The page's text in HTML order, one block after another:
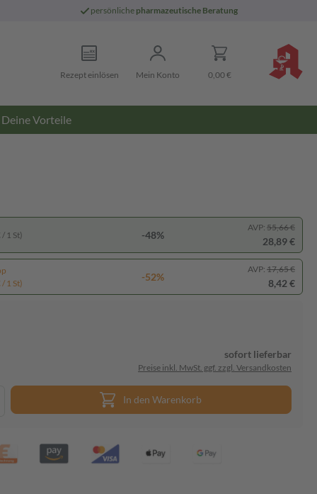
persönliche pharmazeutische Beratung
Rezept einlösen Mein Konto 0,00 €
Deine Vorteile
1 St) -48%
AVP: 55,66 €
28,89 €
1 St)
-52%
AVP: 17,65 €
8,42 €
sofort lieferbar
Preise inkl. MwSt. ggf. zzgl. Versandkosten
In den Warenkorb